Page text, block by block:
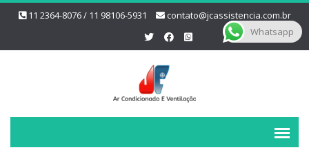
11 2364-8076 / 11 98106-5931 contato@jcassistencia.com.br
Whatsapp